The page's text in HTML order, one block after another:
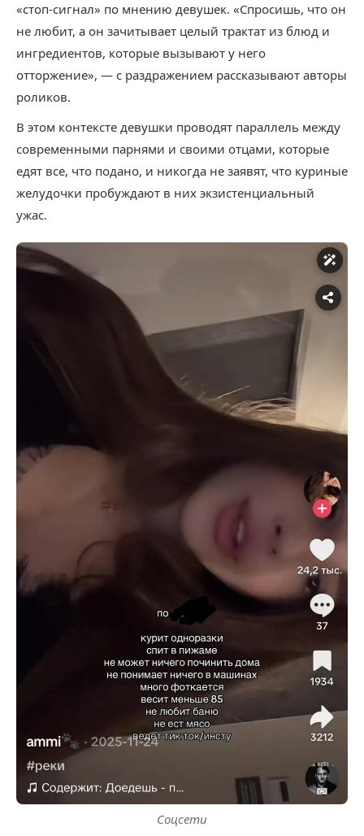
«стоп-сигнал» по мнению девушек. «Спросишь, что он
не любит, а он зачитывает целый трактат из блюд и
ингредиентов, которые вызывают у него
отторжение», — с раздражением рассказывают авторы
роликов.
В этом контексте девушки проводят параллель между
современными парнями и своими отцами, которые
едят все, что подано, и никогда не заявят, что куриные
желудочки пробуждают в них экзистенциальный
ужас.
Соцсети